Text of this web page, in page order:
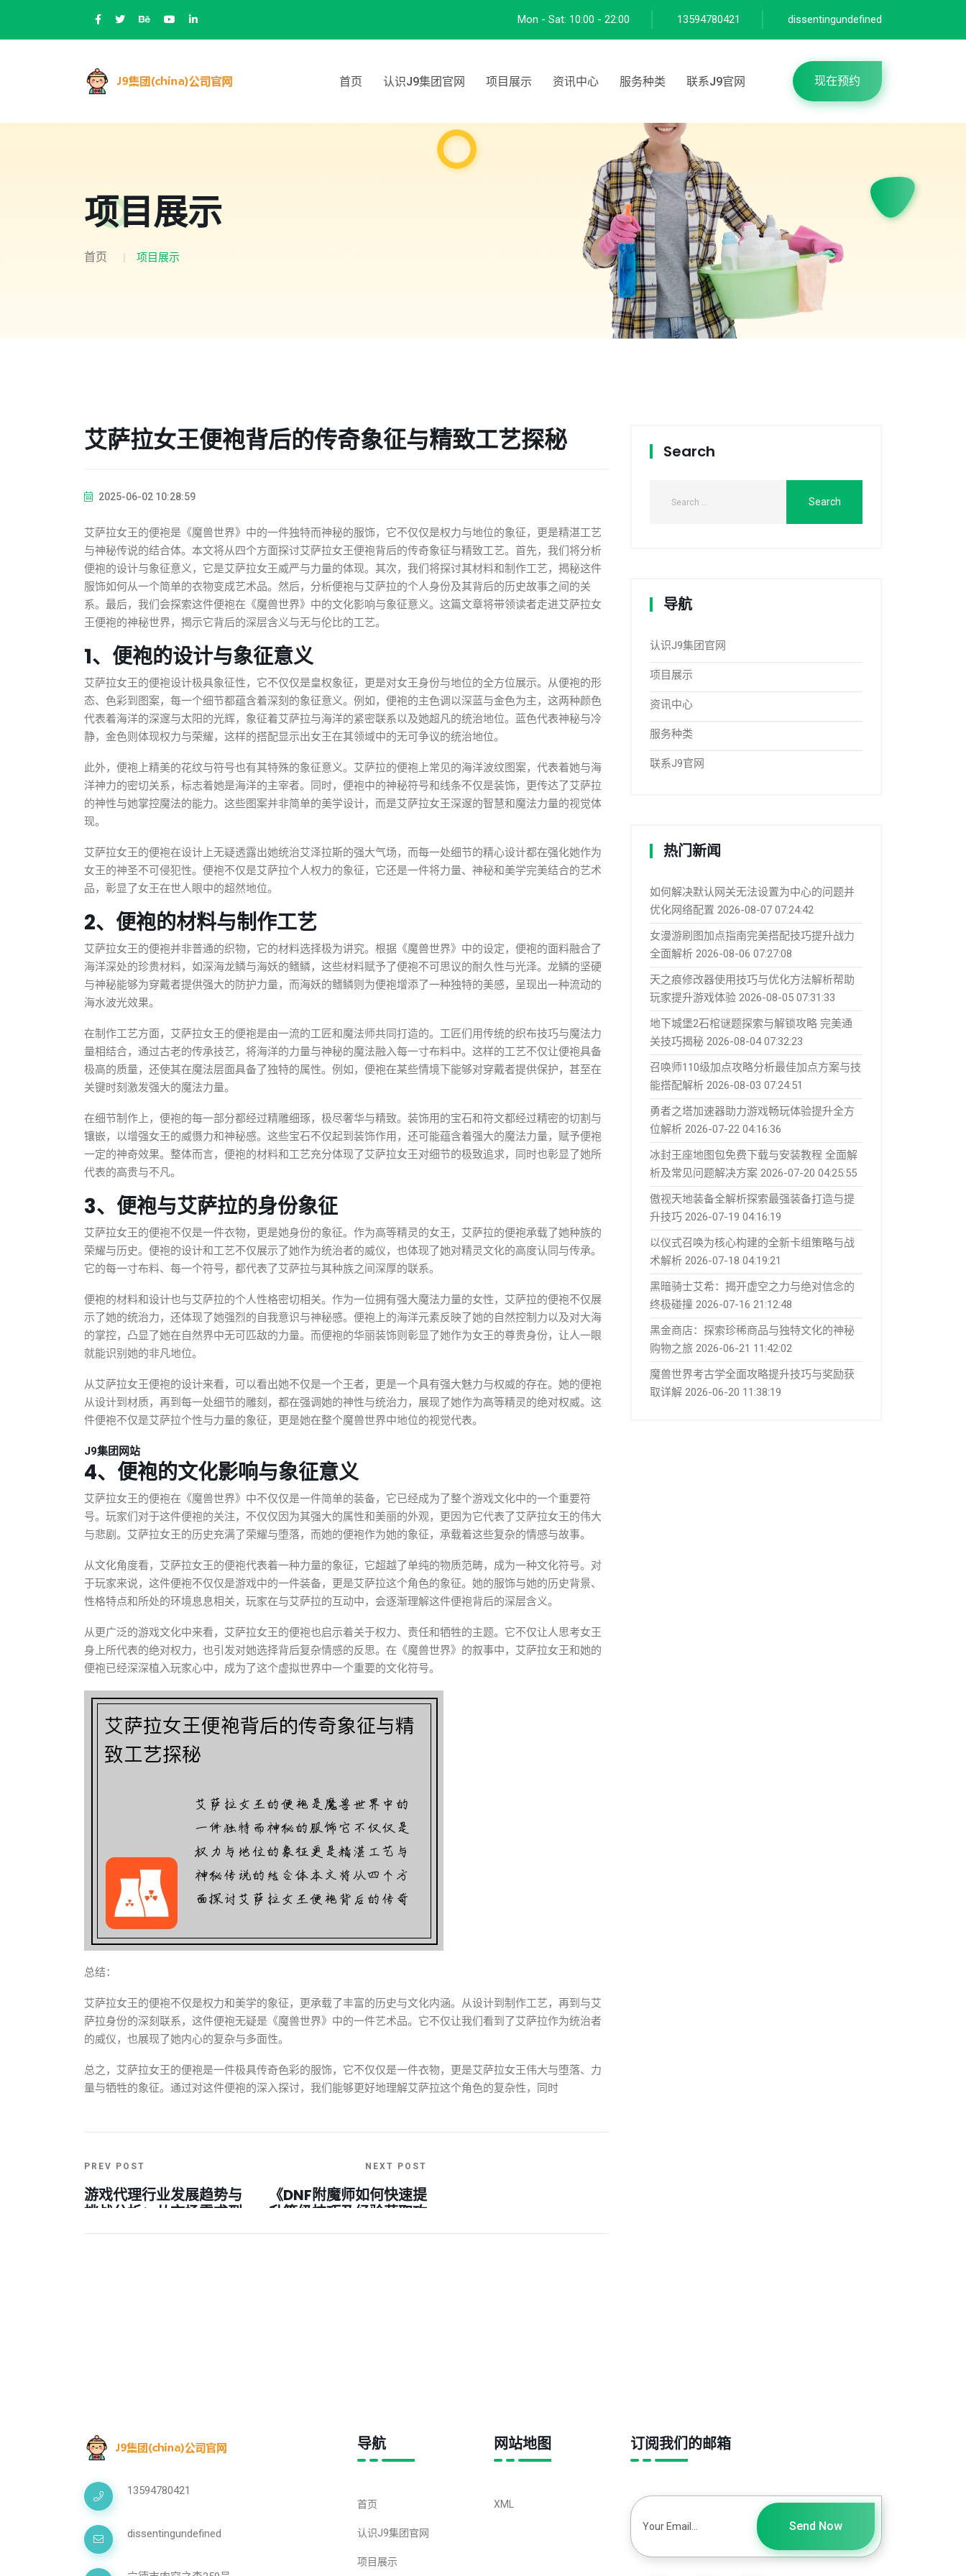
Mon - Sat: 10:00 - 22:00 13594780421 dissentingundefined
首页 认识J9集团官网 项目展示 资讯中心 服务种类 联系J9官网 现在预约
项目展示
首页 项目展示
艾萨拉女王便袍背后的传奇象征与精致工艺探秘
2025-06-02 10:28:59
艾萨拉女王的便袍是《魔兽世界》中的一件独特而神秘的服饰，它不仅仅是权力与地位的象征，更是精湛工艺
与神秘传说的结合体。本文将从四个方面探讨艾萨拉女王便袍背后的传奇象征与精致工艺。首先，我们将分析
便袍的设计与象征意义，它是艾萨拉女王威严与力量的体现。其次，我们将探讨其材料和制作工艺，揭秘这件
服饰如何从一个简单的衣物变成艺术品。然后，分析便袍与艾萨拉的个人身份及其背后的历史故事之间的关
系。最后，我们会探索这件便袍在《魔兽世界》中的文化影响与象征意义。这篇文章将带领读者走进艾萨拉女
王便袍的神秘世界，揭示它背后的深层含义与无与伦比的工艺。
1、便袍的设计与象征意义
艾萨拉女王的便袍设计极具象征性，它不仅仅是皇权象征，更是对女王身份与地位的全方位展示。从便袍的形
态、色彩到图案，每一个细节都蕴含着深刻的象征意义。例如，便袍的主色调以深蓝与金色为主，这两种颜色
代表着海洋的深邃与太阳的光辉，象征着艾萨拉与海洋的紧密联系以及她超凡的统治地位。蓝色代表神秘与冷
静，金色则体现权力与荣耀，这样的搭配显示出女王在其领域中的无可争议的统治地位。
此外，便袍上精美的花纹与符号也有其特殊的象征意义。艾萨拉的便袍上常见的海洋波纹图案，代表着她与海
洋神力的密切关系，标志着她是海洋的主宰者。同时，便袍中的神秘符号和线条不仅是装饰，更传达了艾萨拉
的神性与她掌控魔法的能力。这些图案并非简单的美学设计，而是艾萨拉女王深邃的智慧和魔法力量的视觉体
现。
艾萨拉女王的便袍在设计上无疑透露出她统治艾泽拉斯的强大气场，而每一处细节的精心设计都在强化她作为
女王的神圣不可侵犯性。便袍不仅是艾萨拉个人权力的象征，它还是一件将力量、神秘和美学完美结合的艺术
品，彰显了女王在世人眼中的超然地位。
2、便袍的材料与制作工艺
艾萨拉女王的便袍并非普通的织物，它的材料选择极为讲究。根据《魔兽世界》中的设定，便袍的面料融合了
海洋深处的珍贵材料，如深海龙鳞与海妖的鳍鳞，这些材料赋予了便袍不可思议的耐久性与光泽。龙鳞的坚硬
与神秘能够为穿戴者提供强大的防护力量，而海妖的鳍鳞则为便袍增添了一种独特的美感，呈现出一种流动的
海水波光效果。
在制作工艺方面，艾萨拉女王的便袍是由一流的工匠和魔法师共同打造的。工匠们用传统的织布技巧与魔法力
量相结合，通过古老的传承技艺，将海洋的力量与神秘的魔法融入每一寸布料中。这样的工艺不仅让便袍具备
极高的质量，还使其在魔法层面具备了独特的属性。例如，便袍在某些情境下能够对穿戴者提供保护，甚至在
关键时刻激发强大的魔法力量。
在细节制作上，便袍的每一部分都经过精雕细琢，极尽奢华与精致。装饰用的宝石和符文都经过精密的切割与
镶嵌，以增强女王的威慑力和神秘感。这些宝石不仅起到装饰作用，还可能蕴含着强大的魔法力量，赋予便袍
一定的神奇效果。整体而言，便袍的材料和工艺充分体现了艾萨拉女王对细节的极致追求，同时也彰显了她所
代表的高贵与不凡。
3、便袍与艾萨拉的身份象征
艾萨拉女王的便袍不仅是一件衣物，更是她身份的象征。作为高等精灵的女王，艾萨拉的便袍承载了她种族的
荣耀与历史。便袍的设计和工艺不仅展示了她作为统治者的威仪，也体现了她对精灵文化的高度认同与传承。
它的每一寸布料、每一个符号，都代表了艾萨拉与其种族之间深厚的联系。
便袍的材料和设计也与艾萨拉的个人性格密切相关。作为一位拥有强大魔法力量的女性，艾萨拉的便袍不仅展
示了她的统治力，还体现了她强烈的自我意识与神秘感。便袍上的海洋元素反映了她的自然控制力以及对大海
的掌控，凸显了她在自然界中无可匹敌的力量。而便袍的华丽装饰则彰显了她作为女王的尊贵身份，让人一眼
就能识别她的非凡地位。
从艾萨拉女王便袍的设计来看，可以看出她不仅是一个王者，更是一个具有强大魅力与权威的存在。她的便袍
从设计到材质，再到每一处细节的雕刻，都在强调她的神性与统治力，展现了她作为高等精灵的绝对权威。这
件便袍不仅是艾萨拉个性与力量的象征，更是她在整个魔兽世界中地位的视觉代表。
J9集团网站
4、便袍的文化影响与象征意义
艾萨拉女王的便袍在《魔兽世界》中不仅仅是一件简单的装备，它已经成为了整个游戏文化中的一个重要符
号。玩家们对于这件便袍的关注，不仅仅因为其强大的属性和美丽的外观，更因为它代表了艾萨拉女王的伟大
与悲剧。艾萨拉女王的历史充满了荣耀与堕落，而她的便袍作为她的象征，承载着这些复杂的情感与故事。
从文化角度看，艾萨拉女王的便袍代表着一种力量的象征，它超越了单纯的物质范畴，成为一种文化符号。对
于玩家来说，这件便袍不仅仅是游戏中的一件装备，更是艾萨拉这个角色的象征。她的服饰与她的历史背景、
性格特点和所处的环境息息相关，玩家在与艾萨拉的互动中，会逐渐理解这件便袍背后的深层含义。
从更广泛的游戏文化中来看，艾萨拉女王的便袍也启示着关于权力、责任和牺牲的主题。它不仅让人思考女王
身上所代表的绝对权力，也引发对她选择背后复杂情感的反思。在《魔兽世界》的叙事中，艾萨拉女王和她的
便袍已经深深植入玩家心中，成为了这个虚拟世界中一个重要的文化符号。
总结：
艾萨拉女王的便袍不仅是权力和美学的象征，更承载了丰富的历史与文化内涵。从设计到制作工艺，再到与艾
萨拉身份的深刻联系，这件便袍无疑是《魔兽世界》中的一件艺术品。它不仅让我们看到了艾萨拉作为统治者
的威仪，也展现了她内心的复杂与多面性。
总之，艾萨拉女王的便袍是一件极具传奇色彩的服饰，它不仅仅是一件衣物，更是艾萨拉女王伟大与堕落、力
量与牺牲的象征。通过对这件便袍的深入探讨，我们能够更好地理解艾萨拉这个角色的复杂性，同时
PREV POST
游戏代理行业发展趋势与
挑战分析：从市场需求到
NEXT POST
《DNF附魔师如何快速提
升等级技巧及经验获取攻
Search
导航
认识J9集团官网
项目展示
资讯中心
服务种类
联系J9官网
热门新闻
如何解决默认网关无法设置为中心的问题并
优化网络配置 2026-08-07 07:24:42
女漫游刷图加点指南完美搭配技巧提升战力
全面解析 2026-08-06 07:27:08
天之痕修改器使用技巧与优化方法解析帮助
玩家提升游戏体验 2026-08-05 07:31:33
地下城堡2石棺谜题探索与解锁攻略 完美通
关技巧揭秘 2026-08-04 07:32:23
召唤师110级加点攻略分析最佳加点方案与技
能搭配解析 2026-08-03 07:24:51
勇者之塔加速器助力游戏畅玩体验提升全方
位解析 2026-07-22 04:16:36
冰封王座地图包免费下载与安装教程 全面解
析及常见问题解决方案 2026-07-20 04:25:55
傲视天地装备全解析探索最强装备打造与提
升技巧 2026-07-19 04:16:19
以仪式召唤为核心构建的全新卡组策略与战
术解析 2026-07-18 04:19:21
黑暗骑士艾希：揭开虚空之力与绝对信念的
终极碰撞 2026-07-16 21:12:48
黑金商店：探索珍稀商品与独特文化的神秘
购物之旅 2026-06-21 11:42:02
魔兽世界考古学全面攻略提升技巧与奖励获
取详解 2026-06-20 11:38:19
13594780421
dissentingundefined
导航
首页
认识J9集团官网
项目展示
网站地图
XML
订阅我们的邮箱
Send Now